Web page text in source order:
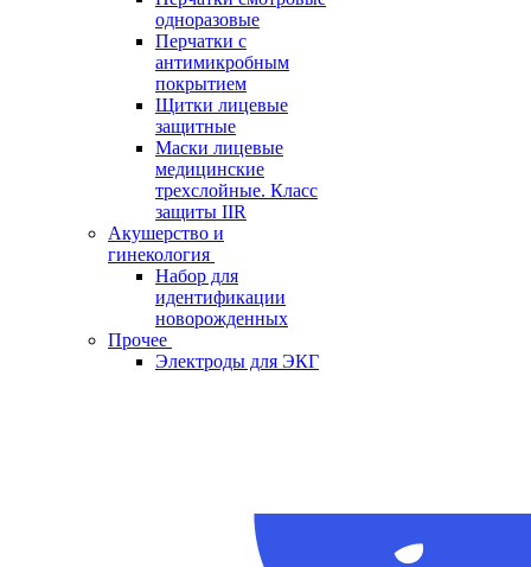
одноразовые
Перчатки с
антимикробным
покрытием
Щитки лицевые
защитные
Маски лицевые
медицинские
трехслойные. Класс
защиты IIR
Акушерство и
гинекология
Набор для
идентификации
новорожденных
Прочее
Электроды для ЭКГ